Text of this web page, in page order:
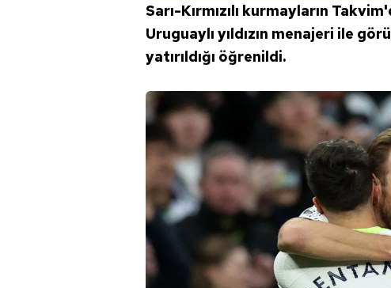
mevzuata uygun olarak kullanılan
Sarı-Kırmızılı kurmayların
Uruguaylı yıldızın menajeri ile
yatırıldığı öğrenildi.